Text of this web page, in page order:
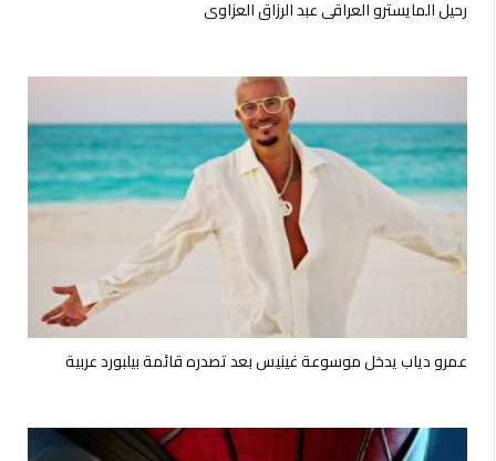
رحيل المايسترو العراقي عبد الرزاق العزاوي
عمرو دياب يدخل موسوعة غينيس بعد تصدره قائمة بيلبورد عربية